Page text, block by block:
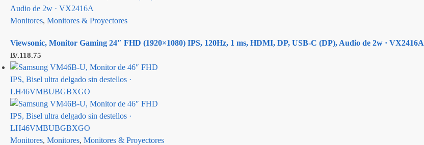
Monitores, Monitores & Proyectores
Viewsonic, Monitor Gaming 24″ FHD (1920×1080) IPS, 120Hz, 1 ms, HDMI, DP, USB-C (DP), Audio de 2w · VX2416A
B/.118.75
Monitores, Monitores, Monitores & Proyectores